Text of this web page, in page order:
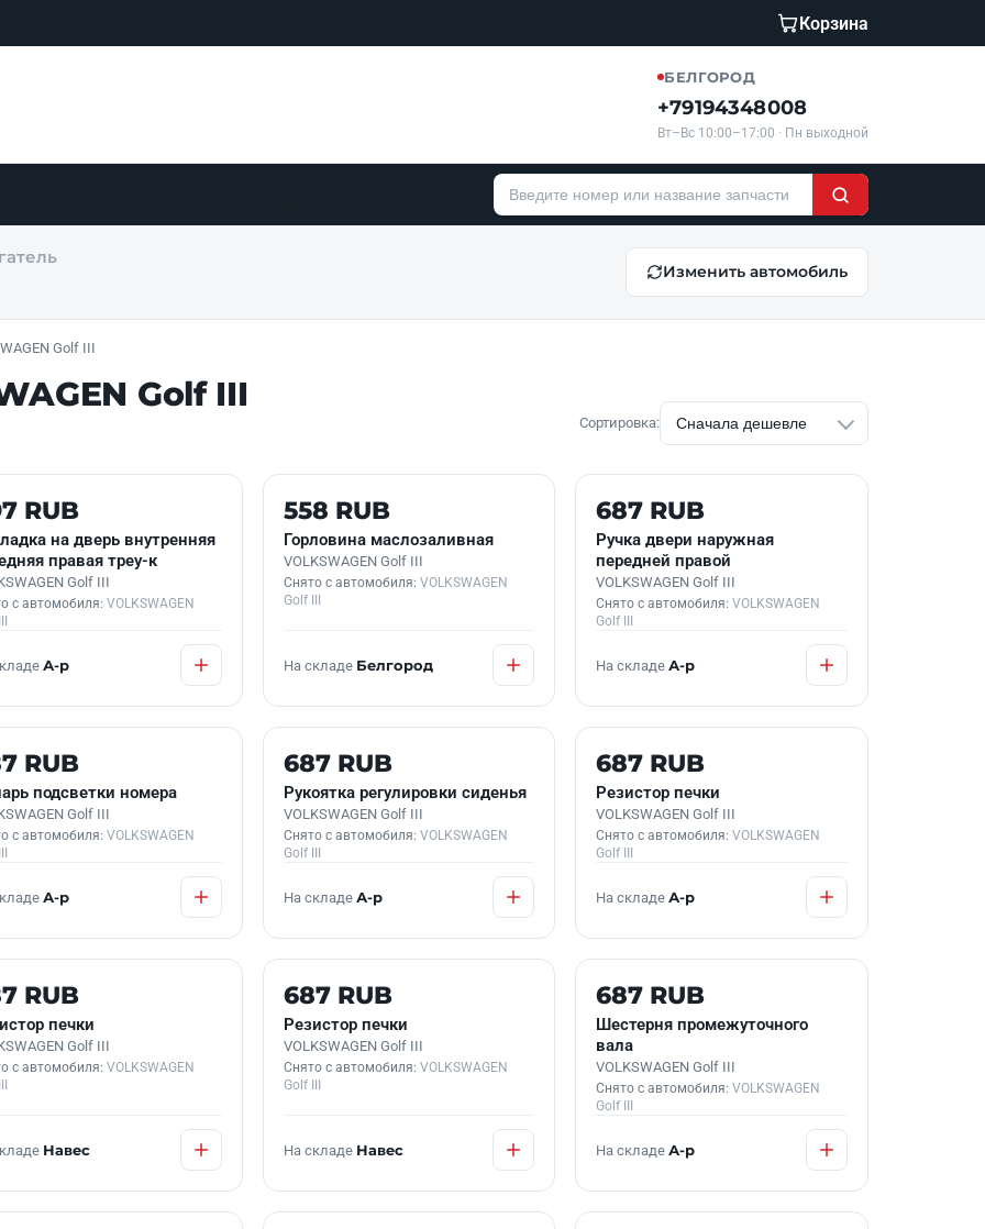
Корзина
БЕЛГОРОД
+79194348008
Вт–Вс 10:00–17:00 · Пн выходной
Изменить автомобиль
Golf III
Golf III
Сортировка:
В НАЛИЧИИ
RUB
на дверь внутренняя
правая треу-к
Golf III
с автомобиля: VOLKSWAGEN
А-р
Б/У В НАЛИЧИИ
558 RUB
Горловина маслозаливная
VOLKSWAGEN Golf III
Снято с автомобиля: VOLKSWAGEN
Golf III
На складе Белгород
Б/У В НАЛИЧИИ
687 RUB
Ручка двери наружная
передней правой
VOLKSWAGEN Golf III
Снято с автомобиля: VOLKSWAGEN
Golf III
На складеА-р
НАЛИЧИИ
RUB
подсветки номера
Golf III
с автомобиля: VOLKSWAGEN
А-р
Б/У В НАЛИЧИИ
687 RUB
Рукоятка регулировки сиденья
VOLKSWAGEN Golf III
Снято с автомобиля: VOLKSWAGEN
Golf III
На складе А-р
Б/У В НАЛИЧИИ
687 RUB
Резистор печки
VOLKSWAGEN Golf III
Снято с автомобиля: VOLKSWAGEN
Golf III
На складеА-р
НАЛИЧИИ
RUB
печки
Golf III
с автомобиля: VOLKSWAGEN
Навес
Б/У В НАЛИЧИИ
687 RUB
Резистор печки
VOLKSWAGEN Golf III
Снято с автомобиля: VOLKSWAGEN
Golf III
На складе Навес
Б/У В НАЛИЧИИ
687 RUB
Шестерня промежуточного
вала
VOLKSWAGEN Golf III
Снято с автомобиля: VOLKSWAGEN
Golf III
На складеА-р